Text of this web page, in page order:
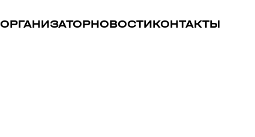
ОРГАНИЗАТОРНОВОСТИКОНТАКТЫ